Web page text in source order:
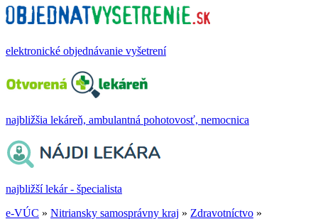
elektronické objednávanie vyšetrení
najbližšia lekáreň, ambulantná pohotovosť, nemocnica
najbližší lekár - špecialista
e-VÚC » Nitriansky samosprávny kraj » Zdravotníctvo »